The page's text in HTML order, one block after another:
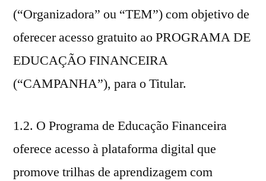
(“Organizadora” ou “TEM”) com objetivo de
oferecer acesso gratuito ao PROGRAMA DE
EDUCAÇÃO FINANCEIRA
(“CAMPANHA”), para o Titular.
1.2. O Programa de Educação Financeira
oferece acesso à plataforma digital que
promove trilhas de aprendizagem com